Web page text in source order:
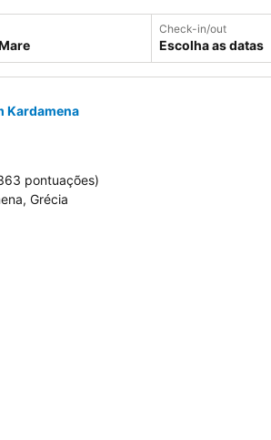
Check-in/out
Escolha as datas
Kardamena
pontuações)
Grécia